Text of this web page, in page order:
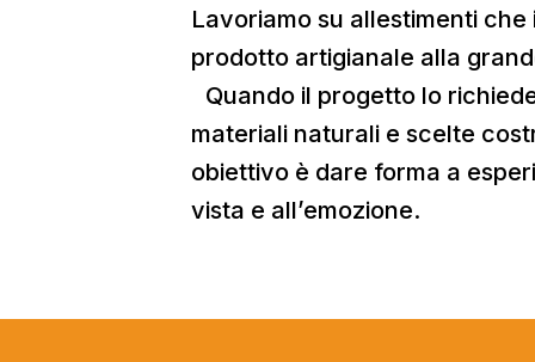
Lavoriamo su allestimenti
prodotto artigianale alla
Quando il progetto lo
materiali naturali e scelte
obiettivo è dare forma a
vista e all’emozione.